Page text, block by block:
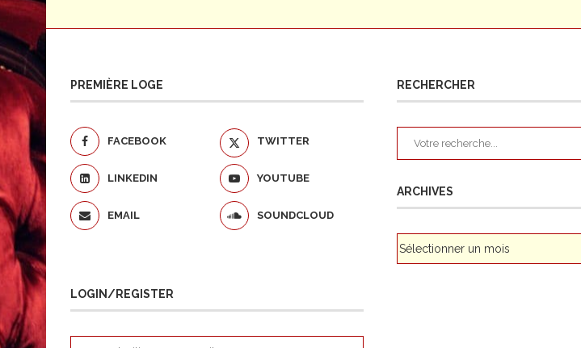
PREMIÈRE LOGE
FACEBOOK TWITTER
LINKEDIN YOUTUBE
EMAIL SOUNDCLOUD
LOGIN/REGISTER
RECHERCHER
ARCHIVES